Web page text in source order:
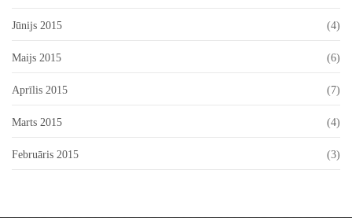
Jūnijs 2015 (4)
Maijs 2015 (6)
Aprīlis 2015 (7)
Marts 2015 (4)
Februāris 2015 (3)